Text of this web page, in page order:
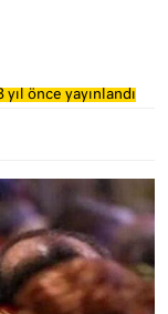
yıl önce yayınlandı